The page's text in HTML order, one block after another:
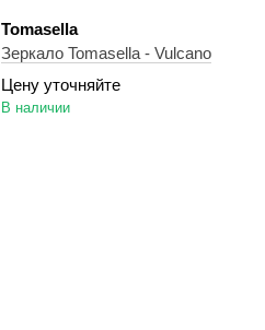
Tomasella
Зеркало Tomasella - Vulcano
Цену уточняйте
В наличии